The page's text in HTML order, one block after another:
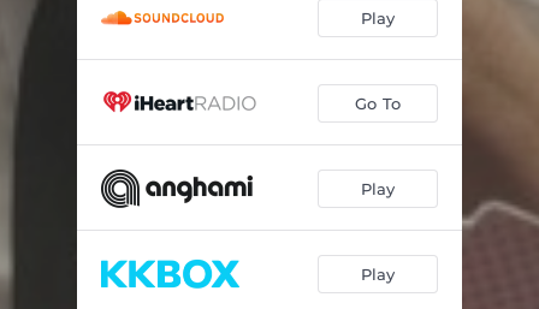
Play
Go To
Play
Play